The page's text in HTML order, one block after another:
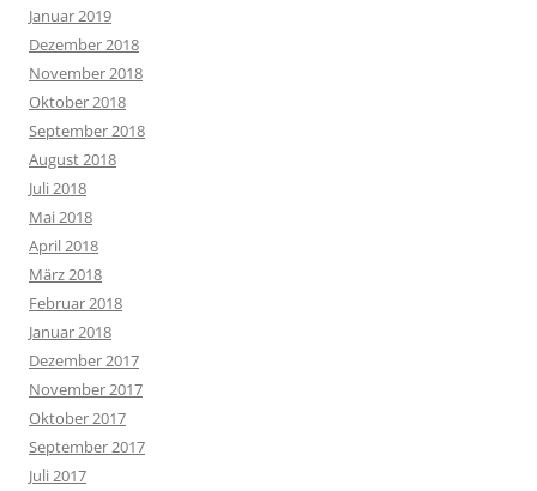
Januar 2019
Dezember 2018
November 2018
Oktober 2018
September 2018
August 2018
Juli 2018
Mai 2018
April 2018
März 2018
Februar 2018
Januar 2018
Dezember 2017
November 2017
Oktober 2017
September 2017
Juli 2017